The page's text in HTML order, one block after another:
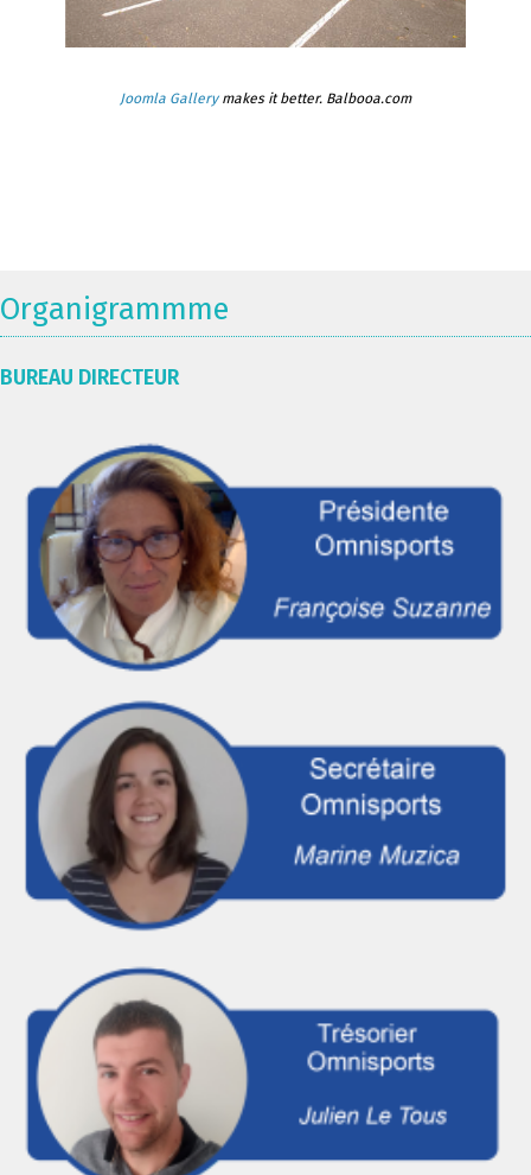
Joomla Gallerymakes it better. Balbooa.com
Organigrammme
BUREAU DIRECTEUR